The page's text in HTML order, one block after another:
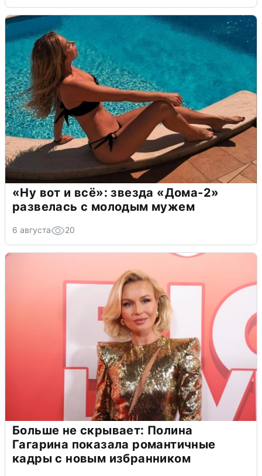
«Ну вот и всё»: звезда «Дома-2»
развелась с молодым мужем
6 августа 20
Больше не скрывает: Полина
Гагарина показала романтичные
кадры с новым избранником